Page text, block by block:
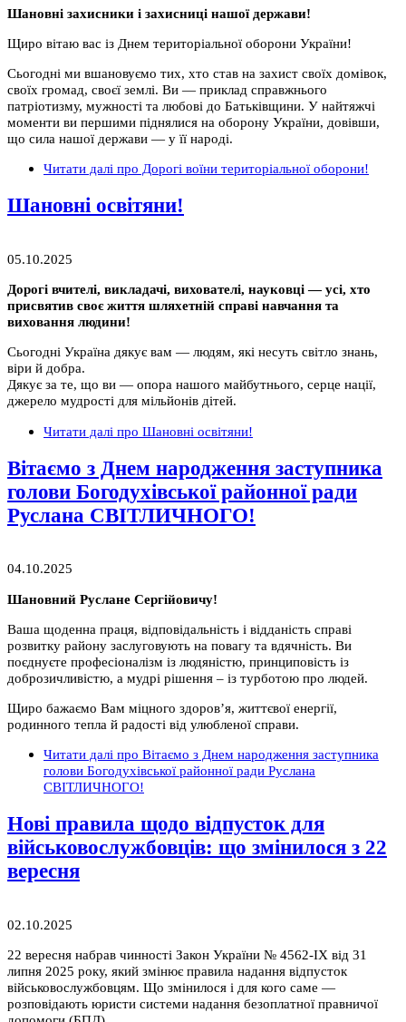
Шановні захисники і захисниці нашої держави!
Щиро вітаю вас із Днем територіальної оборони України!
Сьогодні ми вшановуємо тих, хто став на захист своїх домівок,
своїх громад, своєї землі. Ви — приклад справжнього
патріотизму, мужності та любові до Батьківщини. У найтяжчі
моменти ви першими піднялися на оборону України, довівши,
що сила нашої держави — у її народі.
Читати далі про Дорогі воїни територіальної оборони!
Шановні освітяни!
05.10.2025
Дорогі вчителі, викладачі, вихователі, науковці — усі, хто
присвятив своє життя шляхетній справі навчання та
виховання людини!
Сьогодні Україна дякує вам — людям, які несуть світло знань,
віри й добра.
Дякує за те, що ви — опора нашого майбутнього, серце нації,
джерело мудрості для мільйонів дітей.
Читати далі про Шановні освітяни!
Вітаємо з Днем народження заступника
голови Богодухівської районної ради
Руслана СВІТЛИЧНОГО!
04.10.2025
Шановний Руслане Сергійовичу!
Ваша щоденна праця, відповідальність і відданість справі
розвитку району заслуговують на повагу та вдячність. Ви
поєднуєте професіоналізм із людяністю, принциповість із
доброзичливістю, а мудрі рішення – із турботою про людей.
Щиро бажаємо Вам міцного здоров’я, життєвої енергії,
родинного тепла й радості від улюбленої справи.
Читати далі про Вітаємо з Днем народження заступника
голови Богодухівської районної ради Руслана
СВІТЛИЧНОГО!
Нові правила щодо відпусток для
військовослужбовців: що змінилося з 22
вересня
02.10.2025
22 вересня набрав чинності Закон України № 4562-IX від 31
липня 2025 року, який змінює правила надання відпусток
військовослужбовцям. Що змінилося і для кого саме —
розповідають юристи системи надання безоплатної правничої